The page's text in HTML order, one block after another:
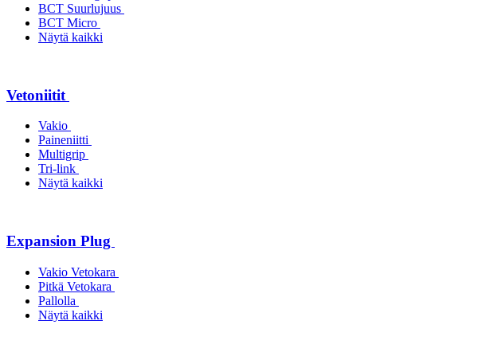
BCT Suurlujuus
BCT Micro
Näytä kaikki
Vetoniitit
Vakio
Paineniitti
Multigrip
Tri-link
Näytä kaikki
Expansion Plug
Vakio Vetokara
Pitkä Vetokara
Pallolla
Näytä kaikki